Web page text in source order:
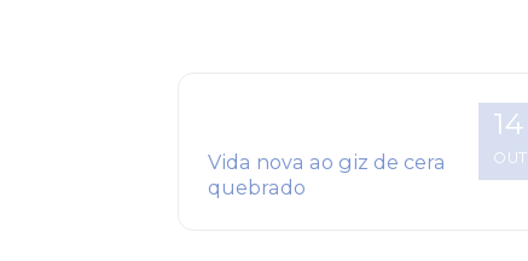
14
OUT
Vida nova ao giz de cera
quebrado